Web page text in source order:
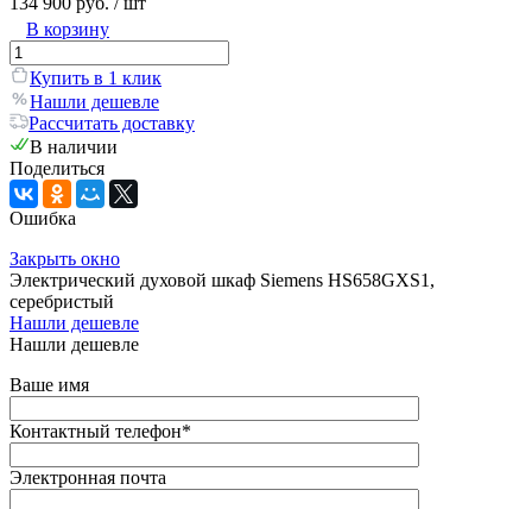
В корзину
Купить в 1 клик
Нашли дешевле
Рассчитать доставку
В наличии
Поделиться
Ошибка
Закрыть окно
Электрический духовой шкаф Siemens HS658GXS1,
серебристый
Нашли дешевле
Нашли дешевле
Ваше имя
Контактный телефон*
Электронная почта